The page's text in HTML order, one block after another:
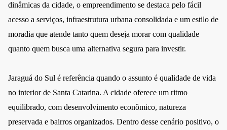
dinâmicas da cidade, o empreendimento se destaca pelo fácil
acesso a serviços, infraestrutura urbana consolidada e um estilo de
moradia que atende tanto quem deseja morar com qualidade
quanto quem busca uma alternativa segura para investir.
Jaraguá do Sul é referência quando o assunto é qualidade de vida
no interior de Santa Catarina. A cidade oferece um ritmo
equilibrado, com desenvolvimento econômico, natureza
preservada e bairros organizados. Dentro desse cenário positivo, o